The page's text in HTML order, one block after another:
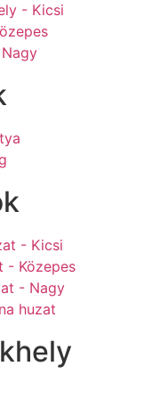
- Kicsi
- Kicsi
- Közepes
- Nagy
huzat